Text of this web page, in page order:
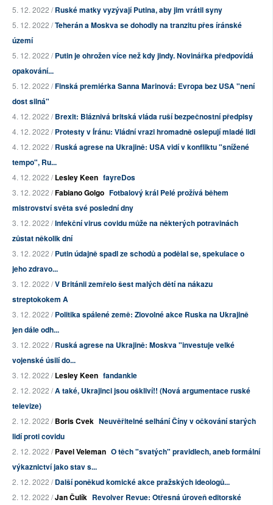
5. 12. 2022 /Ruské matky vyzývají Putina, aby jim vrátil syny
5. 12. 2022 /Teherán a Moskva se dohodly na tranzitu přes íránské
území
5. 12. 2022 /Putin je ohrožen více než kdy jindy. Novinářka předpovídá
opakování...
5. 12. 2022 /Finská premiérka Sanna Marinová: Evropa bez USA "není
dost silná"
4. 12. 2022 /Brexit: Bláznivá britská vláda ruší bezpečnostní předpisy
4. 12. 2022 /Protesty v Íránu: Vládní vrazi hromadně oslepují mladé lidi
4. 12. 2022 /Ruská agrese na Ukrajině: USA vidí v konfliktu "snížené
tempo", Ru...
4. 12. 2022 /Lesley Keen fayreDos
3. 12. 2022 /Fabiano Golgo Fotbalový král Pelé prožívá během
mistrovství světa své poslední dny
3. 12. 2022 /Infekční virus covidu může na některých potravinách
zůstat několik dní
3. 12. 2022 /Putin údajně spadl ze schodů a podělal se, spekulace o
jeho zdravo...
3. 12. 2022 /V Británii zemřelo šest malých dětí na nákazu
streptokokem A
3. 12. 2022 /Politika spálené země: Zlovolné akce Ruska na Ukrajině
jen dále odh...
3. 12. 2022 /Ruská agrese na Ukrajině: Moskva "investuje velké
vojenské úsilí do...
3. 12. 2022 /Lesley Keen fandankle
2. 12. 2022 /A také, Ukrajinci jsou oškliví!! (Nová argumentace ruské
televize)
2. 12. 2022 /Boris Cvek Neuvěřitelné selhání Číny v očkování starých
lidí proti covidu
2. 12. 2022 /Pavel Veleman O těch "svatých" pravidlech, aneb formální
výkaznictví jako stav s...
2. 12. 2022 /Další poněkud komické akce pražských ideologů...
2. 12. 2022 /Jan Čulík Revolver Revue: Otřesná úroveň editorské